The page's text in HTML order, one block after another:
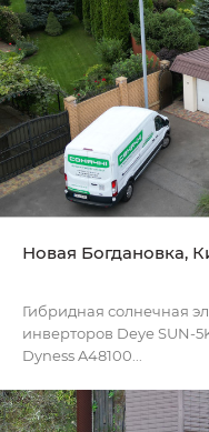
Новая Богдановка,
Гибридная солнечная
инверторов Deye SUN-
Dyness A48100...